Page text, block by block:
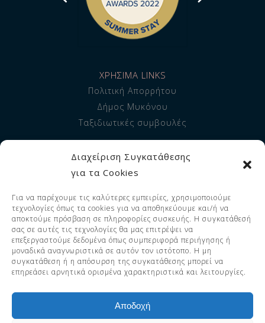
Διαχείριση Συγκατάθεσης
για τα Cookies
Για να παρέχουμε τις καλύτερες εμπειρίες, χρησιμοποιούμε
τεχνολογίες όπως τα cookies για να αποθηκεύουμε και/ή να
αποκτούμε πρόσβαση σε πληροφορίες συσκευής. Η συγκατάθεσή
σας σε αυτές τις τεχνολογίες θα μας επιτρέψει να
επεξεργαστούμε δεδομένα όπως συμπεριφορά περιήγησης ή
μοναδικά αναγνωριστικά σε αυτόν τον ιστότοπο. Η μη
συγκατάθεση ή η απόσυρση της συγκατάθεσης μπορεί να
επηρεάσει αρνητικά ορισμένα χαρακτηριστικά και λειτουργίες.
Αποδοχή
ΧΡΗΣΙΜΑ LINKS
Πολιτική Απορρήτου
Δήμος Μυκόνου
Ταξιδιωτικές συμβουλές
ΠΛΗΡΟΦΟΡΙΕΣ
Σχετικά με εμάς
Υπηρεσίες
FAQ
© 2023 Adorno Suites. All Rights
Reserved. EOT LICENSE 1119255 -